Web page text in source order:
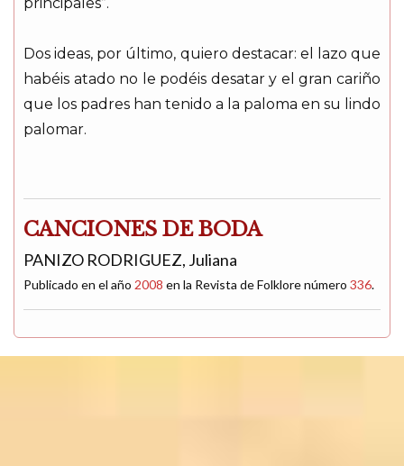
Dos ideas, por último, quiero destacar: el lazo que
habéis atado no le podéis desatar y el gran cariño
que los padres han tenido a la paloma en su lindo
palomar.
CANCIONES DE BODA
PANIZO RODRIGUEZ, Juliana
Publicado en el año 2008 en la Revista de Folklore número 336.